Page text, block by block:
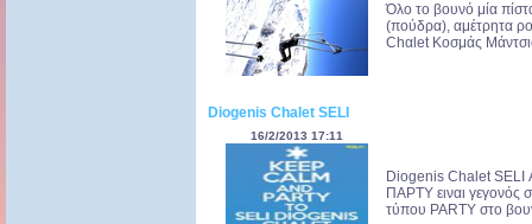
Όλο το βουνό μία
(πούδρα), αμέτρητα
Chαlet Κοσμάς
Diogenis Chalet SELI
16/2/2013 17:11
Diogenis Chalet SELI
ΠΑΡΤΥ ειναι γεγονός
τύπου PARTY στο